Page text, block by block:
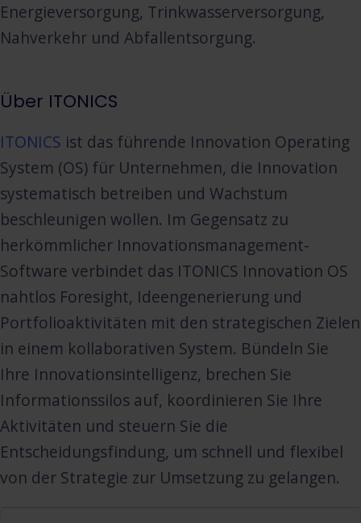
Energieversorgung, Trinkwasserversorgung,
Nahverkehr und Abfallentsorgung.
Über ITONICS
ITONICS ist das führende Innovation Operating
System (OS) für Unternehmen, die Innovation
systematisch betreiben und Wachstum
beschleunigen wollen. Im Gegensatz zu
herkömmlicher Innovationsmanagement-
Software verbindet das ITONICS Innovation OS
nahtlos Foresight, Ideengenerierung und
Portfolioaktivitäten mit den strategischen Zielen
in einem kollaborativen System. Bündeln Sie
Ihre Innovationsintelligenz, brechen Sie
Informationssilos auf, koordinieren Sie Ihre
Aktivitäten und steuern Sie die
Entscheidungsfindung, um schnell und flexibel
von der Strategie zur Umsetzung zu gelangen.